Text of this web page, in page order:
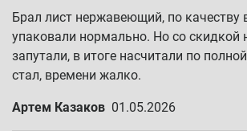
Брал лист нержавеющий, по качеству
упаковали нормально. Но со скидкой
запутали, в итоге насчитали по
стал, времени жалко.
Артем Казаков 01.05.2026